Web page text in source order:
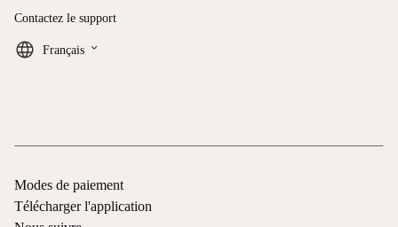
Contactez le support
Français keyboard_arrow_down
Modes de paiement
Télécharger l'application